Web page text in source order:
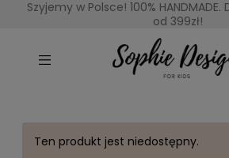
Szyjemy w Polsce! 100%
od 399zł!
Ten produkt jest niedostępny.